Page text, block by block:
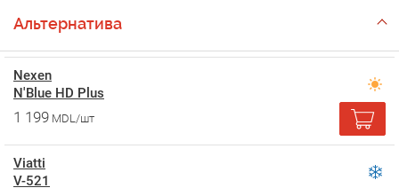
Альтернатива
Nexen
N'Blue HD Plus
1 199 MDL/шт
Viatti
V-521